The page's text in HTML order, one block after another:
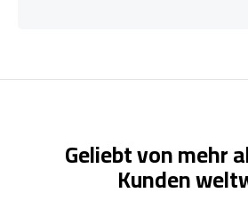
Geliebt von mehr
Kunden